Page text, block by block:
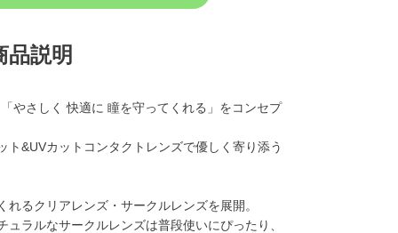
品説明
やさしく 快適に 瞳を守ってくれる」をコンセプ
&UVカットコンタクトレンズで優しく寄り添う
るクリアレンズ・サークルレンズを展開。
ラルなサークルレンズは普段使いにぴったり、